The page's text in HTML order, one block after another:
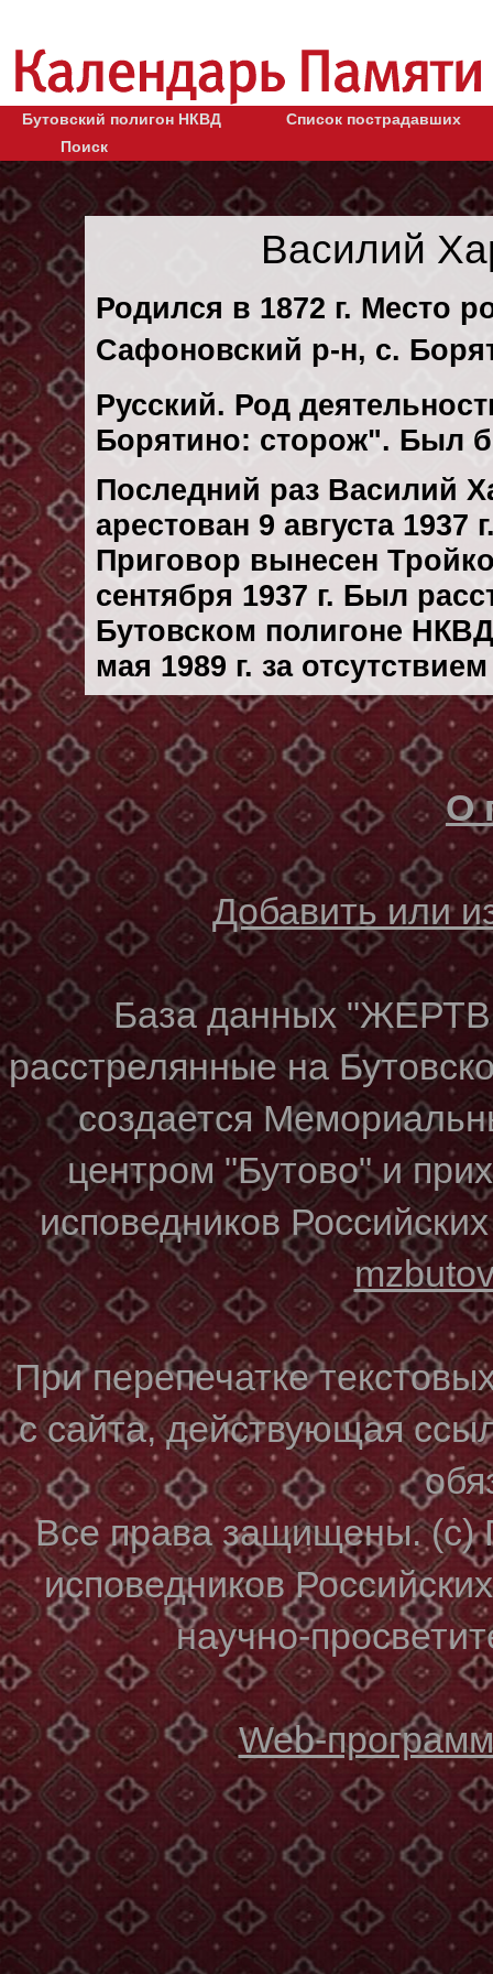
Бутовский полигон НКВД
Список пострадавших
Поиск
Василий
Родился в 1872 г. Место
Сафоновский р-н, с.
Русский. Род
Борятино: сторож". Был
Последний раз Василий
арестован 9 августа 1937
Приговор вынесен
сентября 1937 г. Был
Бутовском полигоне
мая 1989 г. за
О
Добавить или
База данных
расстрелянные на
создается
центром "Бутово" и
исповедников
При перепечатке
с сайта, действующая
Все права защищены. (с)
исповедников
научно-
Web-